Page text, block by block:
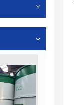
机